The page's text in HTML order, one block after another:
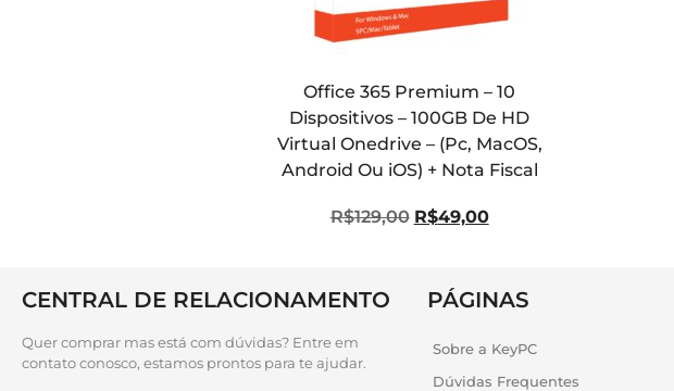
Office 365 Premium – 10
Dispositivos – 100GB De HD
Virtual Onedrive – (Pc, MacOS,
Android Ou iOS) + Nota Fiscal
R$129,00 R$49,00
CENTRAL DE RELACIONAMENTO
Quer comprar mas está com dúvidas? Entre em
contato conosco, estamos prontos para te ajudar.
PÁGINAS
Sobre a KeyPC
Dúvidas Frequentes